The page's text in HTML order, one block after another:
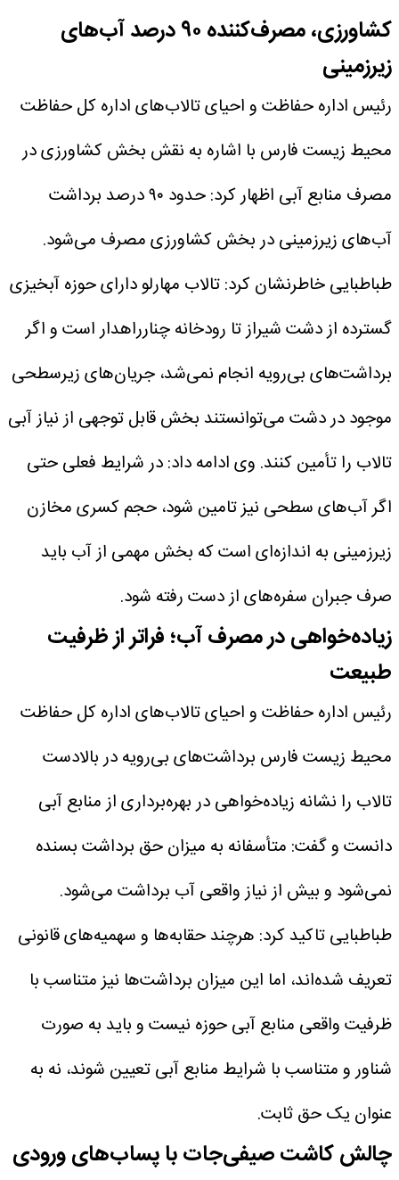
کشاورزی، مصرف‌کننده ۹۰ درصد آب‌های
زیرزمینی
رئیس اداره حفاظت و احیای تالاب‌های اداره کل حفاظت
محیط زیست فارس با اشاره به نقش بخش کشاورزی در
مصرف منابع آبی اظهار کرد: حدود ۹۰ درصد برداشت
آب‌های زیرزمینی در بخش کشاورزی مصرف می‌شود.
طباطبایی خاطرنشان کرد: تالاب مهارلو دارای حوزه آبخیزی
گسترده از دشت شیراز تا رودخانه چنارراهدار است و اگر
برداشت‌های بی‌رویه انجام نمی‌شد، جریان‌های زیرسطحی
موجود در دشت می‌توانستند بخش قابل توجهی از نیاز آبی
تالاب را تأمین کنند. وی ادامه داد: در شرایط فعلی حتی
اگر آب‌های سطحی نیز تامین شود، حجم کسری مخازن
زیرزمینی به اندازه‌ای است که بخش مهمی از آب باید
صرف جبران سفره‌های از دست رفته شود.
زیاده‌خواهی در مصرف آب؛ فراتر از ظرفیت
طبیعت
رئیس اداره حفاظت و احیای تالاب‌های اداره کل حفاظت
محیط زیست فارس برداشت‌های بی‌رویه در بالادست
تالاب را نشانه زیاده‌خواهی در بهره‌برداری از منابع آبی
دانست و گفت: متأسفانه به میزان حق برداشت بسنده
نمی‌شود و بیش از نیاز واقعی آب برداشت می‌شود.
طباطبایی تاکید کرد: هرچند حقابه‌ها و سهمیه‌های قانونی
تعریف شده‌اند، اما این میزان برداشت‌ها نیز متناسب با
ظرفیت واقعی منابع آبی حوزه نیست و باید به صورت
شناور و متناسب با شرایط منابع آبی تعیین شوند، نه به
عنوان یک حق ثابت.
چالش کاشت صیفی‌جات با پساب‌های ورودی